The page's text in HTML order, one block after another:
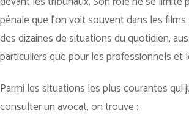
pénale que l’on voit souvent dans les
des dizaines de situations du quotidien,
particuliers que pour les professionnels et
Parmi les situations les plus courantes qui
consulter un avocat, on trouve :